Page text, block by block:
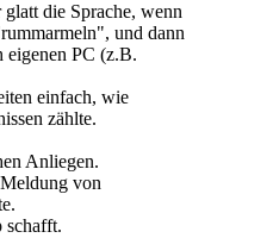
die Sprache, wenn
und dann
eigenen PC (z.B.
einfach, wie
zählte.
Anliegen.
von
schafft.